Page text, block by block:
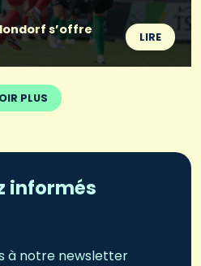
s’offre
LIRE
PLUS
informés
à notre newsletter